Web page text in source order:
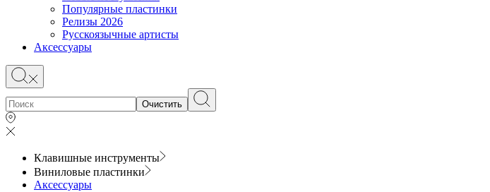
Популярные пластинки
Релизы 2026
Русскоязычные артисты
Аксессуары
Очистить
Клавишные инструменты
Виниловые пластинки
Аксессуары